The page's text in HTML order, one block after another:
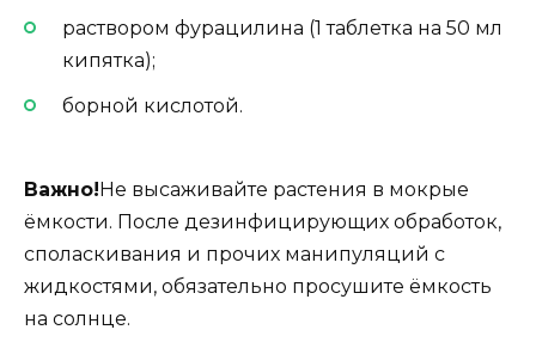
раствором фурацилина (1 таблетка на 50 мл
кипятка);
борной кислотой.
Важно!Не высаживайте растения в мокрые
ёмкости. После дезинфицирующих обработок,
споласкивания и прочих манипуляций с
жидкостями, обязательно просушите ёмкость
на солнце.